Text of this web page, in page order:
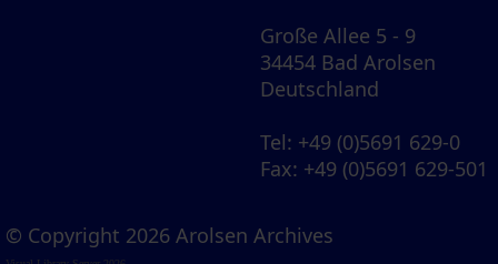
Große Allee 5 - 9
34454 Bad Arolsen
Deutschland
Tel: +49 (0)5691 629-0
Fax: +49 (0)5691 629-501
© Copyright 2026 Arolsen Archives